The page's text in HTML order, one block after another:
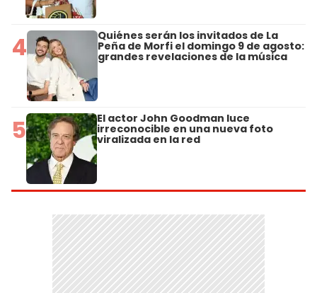
4 Quiénes serán los invitados de La
Peña de Morfi el domingo 9 de agosto:
grandes revelaciones de la música
5 El actor John Goodman luce
irreconocible en una nueva foto
viralizada en la red